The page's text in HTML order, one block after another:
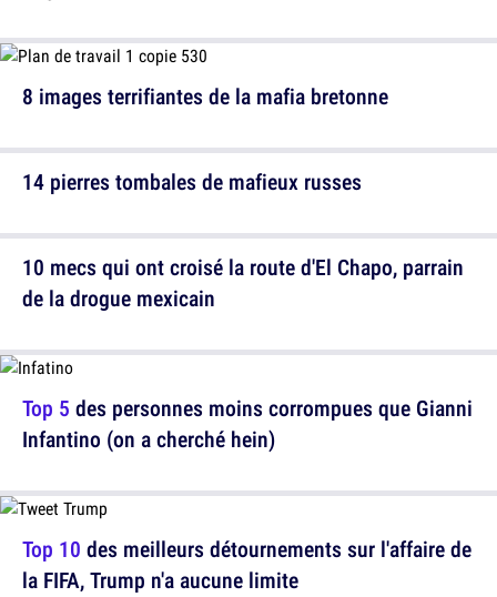
14 pierres tombales de mafieux russes
Top 5 des personnes moins corrompues que Gianni
Infantino (on a cherché hein)
8 images terrifiantes de la mafia bretonne
10 mecs qui ont croisé la route d'El Chapo, parrain
de la drogue mexicain
Top 10 des meilleurs détournements sur l'affaire de
la FIFA, Trump n'a aucune limite